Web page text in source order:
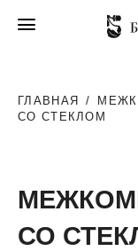
ГЛАВНАЯ /
СО СТЕКЛОМ
СО